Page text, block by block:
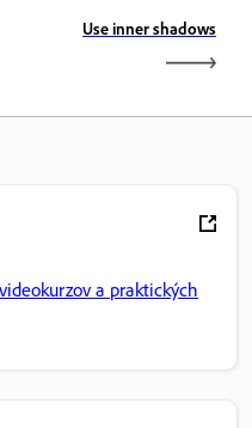
Use inner shadows
a praktických